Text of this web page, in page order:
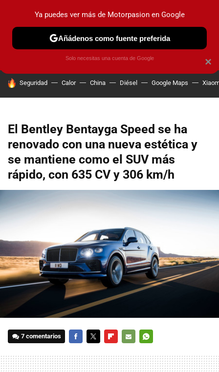
PRUEBAS COCHES ELÉCTRICOS OBSERVATORIO
HOY SE HABLA DE
Seguridad Calor China Diésel Google Maps
El Bentley Bentayga Speed se ha
renovado con una nueva estética y
se mantiene como el SUV más
rápido, con 635 CV y 306 km/h
7 comentarios
MAIL
×
Ya puedes ver más de Motorpasion en Google
Añádenos como fuente preferida
Solo necesitas una cuenta de Google